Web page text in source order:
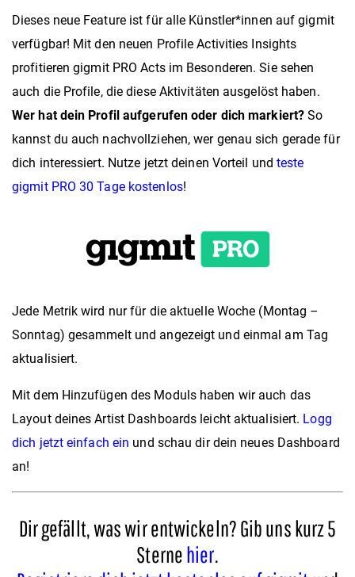
Dieses neue Feature ist für alle Künstler*innen auf gigmit
verfügbar! Mit den neuen Profile Activities Insights
profitieren gigmit PRO Acts im Besonderen. Sie sehen
auch die Profile, die diese Aktivitäten ausgelöst haben.
Wer hat dein Profil aufgerufen oder dich markiert? So
kannst du auch nachvollziehen, wer genau sich gerade für
dich interessiert. Nutze jetzt deinen Vorteil undteste
gigmit PRO 30 Tage kostenlos!
Jede Metrik wird nur für die aktuelle Woche (Montag –
Sonntag) gesammelt und angezeigt und einmal am Tag
aktualisiert.
Mit dem Hinzufügen des Moduls haben wir auch das
Layout deines Artist Dashboards leicht aktualisiert. Logg
dich jetzt einfach ein und schau dir dein neues Dashboard
an!
Dir gefällt, was wir entwickeln? Gib uns kurz 5
Sternehier.